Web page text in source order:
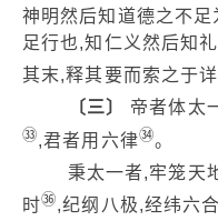
神明然后知道德之不足
足行也,知仁义然后知
其末,释其要而索之于
〔三〕
帝者体太
㉝,君者用六律㉞。
秉太一者,牢笼天
时㊱,纪纲八极,经纬六